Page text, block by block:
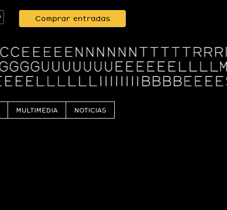
Comprar entradas
MULTIMEDIA NOTICIAS